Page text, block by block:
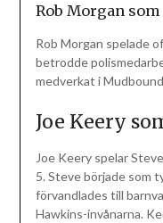
Rob Morgan
Rob Morgan spelade
betrodde
medverkat i
Joe Keery
Joe Keery spelar
5. Steve började som
förvandlades till
Hawkins-invånarna.